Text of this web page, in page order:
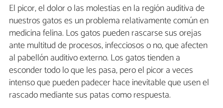
El picor, el dolor o las molestias en la región auditiva de
nuestros gatos es un problema relativamente común en
medicina felina. Los gatos pueden rascarse sus orejas
ante multitud de procesos, infecciosos o no, que afecten
al pabellón auditivo externo. Los gatos tienden a
esconder todo lo que les pasa, pero el picor a veces
intenso que pueden padecer hace inevitable que usen el
rascado mediante sus patas como respuesta.